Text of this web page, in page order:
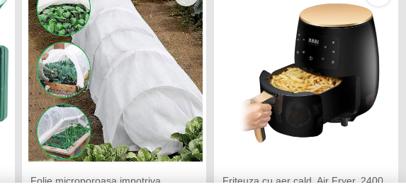
Folie microporoasa impotriva
Friteuza cu aer cald, Air Fryer, 2400